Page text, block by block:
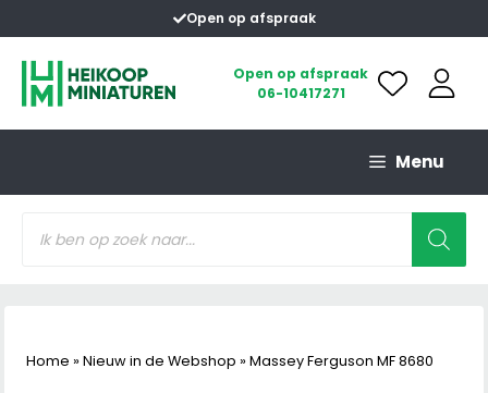
naar
inhoud
Open op afspraak
Open op afspraak
06-10417271
Menu
zoeken
Home » Nieuw in de Webshop » Massey Ferguson MF 8680